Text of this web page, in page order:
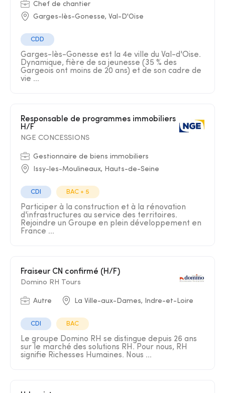
Chef de chantier
Garges-lès-Gonesse, Val-D'Oise
CDD
Garges-lès-Gonesse est la 4e ville du Val-d'Oise.
Dynamique, fière de sa jeunesse (35 % des
Gargeois ont moins de 20 ans) et de son cadre de
vie ...
Responsable de programmes immobiliers
H/F
NGE CONCESSIONS
Gestionnaire de biens immobiliers
Issy-les-Moulineaux, Hauts-de-Seine
CDI BAC + 5
Participer à la construction et à la rénovation
d'infrastructures au service des territoires.
Rejoindre un Groupe en plein développement en
France ...
Fraiseur CN confirmé (H/F)
Domino RH Tours
Autre La Ville-aux-Dames, Indre-et-Loire
CDI BAC
Le groupe Domino RH se distingue depuis 26 ans
sur le marché des solutions RH. Pour nous, RH
signifie Richesses Humaines. Nous ...